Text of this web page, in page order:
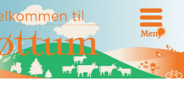
Meny